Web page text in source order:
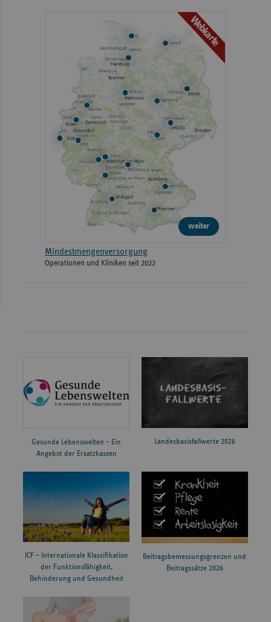
Webkarte
weiter
Mindestmengenversorgung
Operationen und Kliniken seit 2022
Gesunde Lebenswelten – Ein
Angebot der Ersatzkassen
Landesbasisfallwerte 2026
ICF – Internationale Klassifikation
der Funktionsfähigkeit,
Behinderung und Gesundheit
Beitragsbemessungsgrenzen und
Beitragssätze 2026